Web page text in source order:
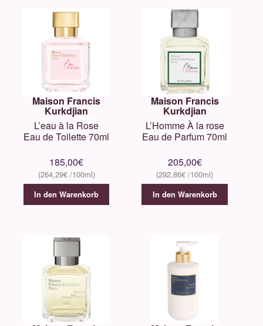
Maison Francis
Kurkdjian
L’eau à la Rose
Eau de Toilette 70ml
185,00€
264,29€
In den Warenkorb
Maison Francis
Kurkdjian
L’Homme À la rose
Eau de Parfum 70ml
205,00€
292,86€
In den Warenkorb